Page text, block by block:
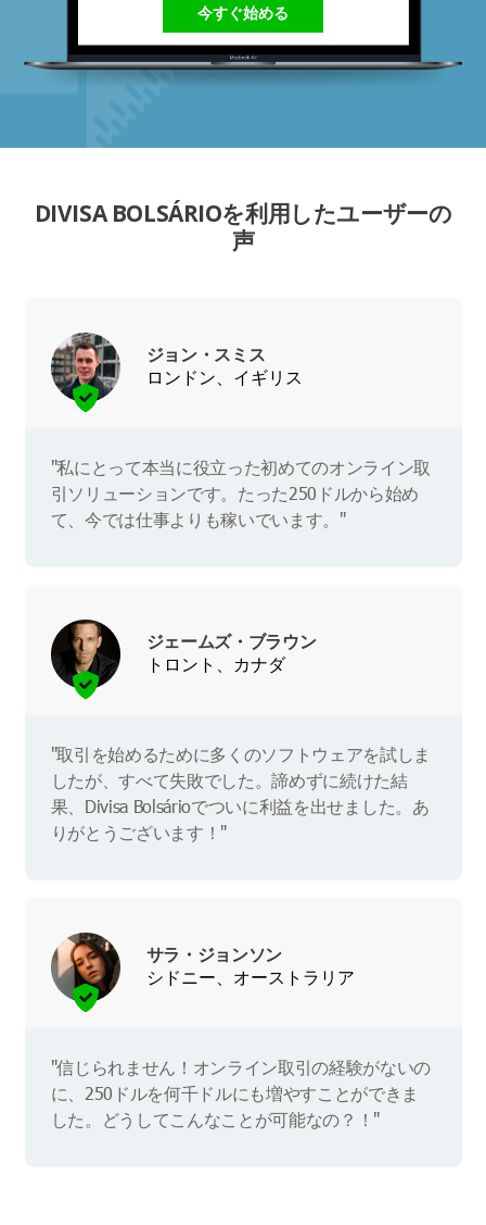
今すぐ始める
DIVISA BOLSÁRIOを利用したユーザーの
声
ジョン・スミス
ロンドン、イギリス
"私にとって本当に役立った初めてのオンライン取
引ソリューションです。たった250ドルから始め
て、今では仕事よりも稼いでいます。"
ジェームズ・ブラウン
トロント、カナダ
"取引を始めるために多くのソフトウェアを試しま
したが、すべて失敗でした。諦めずに続けた結
果、Divisa Bolsárioでついに利益を出せました。あ
りがとうございます！"
サラ・ジョンソン
シドニー、オーストラリア
"信じられません！オンライン取引の経験がないの
に、250ドルを何千ドルにも増やすことができま
した。どうしてこんなことが可能なの？！"